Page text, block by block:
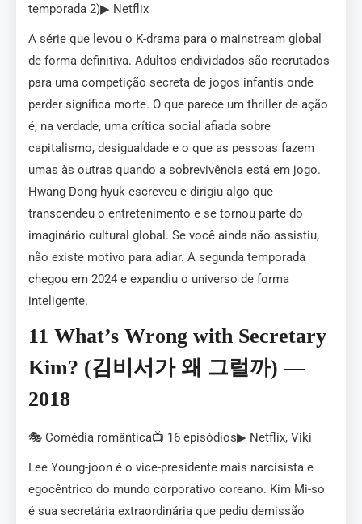
temporada 2)▶ Netflix
A série que levou o K-drama para o mainstream global
de forma definitiva. Adultos endividados são recrutados
para uma competição secreta de jogos infantis onde
perder significa morte. O que parece um thriller de ação
é, na verdade, uma crítica social afiada sobre
capitalismo, desigualdade e o que as pessoas fazem
umas às outras quando a sobrevivência está em jogo.
Hwang Dong-hyuk escreveu e dirigiu algo que
transcendeu o entretenimento e se tornou parte do
imaginário cultural global. Se você ainda não assistiu,
não existe motivo para adiar. A segunda temporada
chegou em 2024 e expandiu o universo de forma
inteligente.
11 What’s Wrong with Secretary
Kim? (김비서가 왜 그럴까) —
2018
🎭 Comédia romântica📺 16 episódios▶ Netflix, Viki
Lee Young-joon é o vice-presidente mais narcisista e
egocêntrico do mundo corporativo coreano. Kim Mi-so
é sua secretária extraordinária que pediu demissão